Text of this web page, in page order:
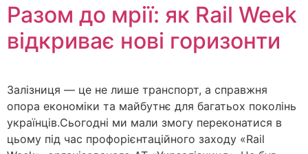
Разом до мрії: як Rail Week
відкриває нові горизонти
Залізниця — це не лише транспорт, а справжня
опора економіки та майбутнє для багатьох поколінь
українців.Сьогодні ми мали змогу переконатися в
цьому під час профорієнтаційного заходу «Rail